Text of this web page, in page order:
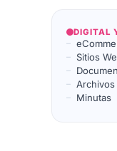
DIGITAL
Sitios
Archivos
Minutas